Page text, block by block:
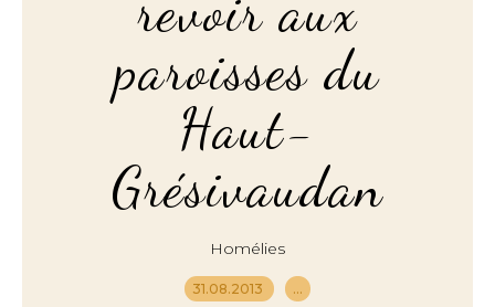
paroisses du
Haut-
Grésivaudan
Homélies
31.08.2013 …